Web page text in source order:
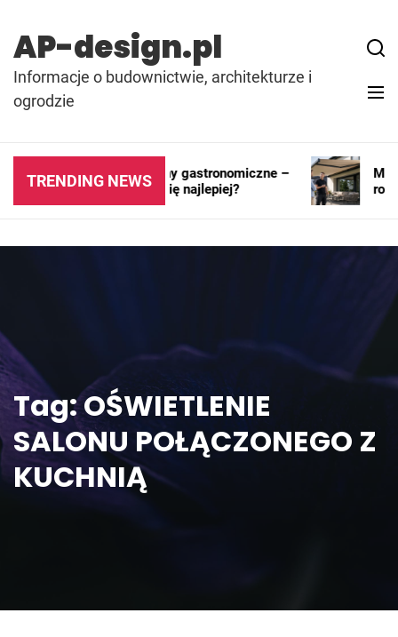
content
AP-design.pl
Informacje o budownictwie, architekturze i
ogrodzie
TRENDING NEWS
Kontenery i pawilony gastronomiczne –
gdzie sprawdzają się najlepiej?
Tag:OŚWIETLENIE
SALONU POŁĄCZONEGO Z
KUCHNIĄ